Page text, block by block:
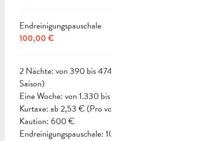
Endreinigungspauschale
100,00 €
2 Nächte: von 390 bis 474 € (Nur außerhalb der
Saison)
Eine Woche: von 1.330 bis 1.680 €
Kurtaxe: ab 2,53 € (Pro volljährige Person)
Kaution: 600 €
Endreinigungspauschale: 100 €.